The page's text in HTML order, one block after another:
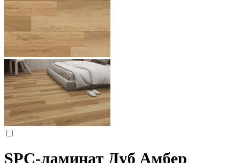
SPC-ламинат Дуб Амбер